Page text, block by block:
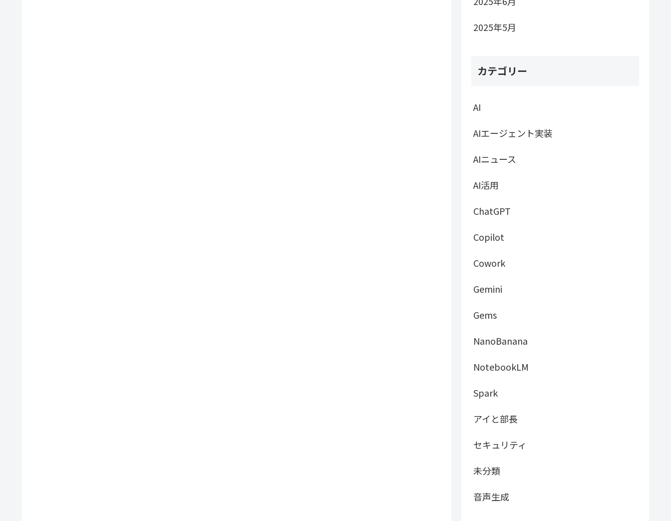
2025年5月
カテゴリー
AI
AIエージェント実装
AIニュース
AI活用
ChatGPT
Copilot
Cowork
Gemini
Gems
NanoBanana
NotebookLM
Spark
アイと部長
セキュリティ
未分類
音声生成